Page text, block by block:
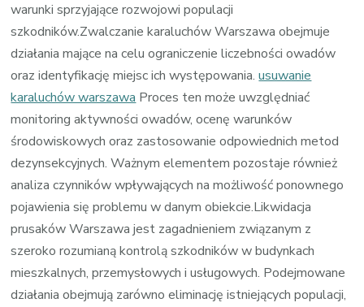
warunki sprzyjające rozwojowi populacji
szkodników.Zwalczanie karaluchów Warszawa obejmuje
działania mające na celu ograniczenie liczebności owadów
oraz identyfikację miejsc ich występowania.usuwanie
karaluchów warszawa Proces ten może uwzględniać
monitoring aktywności owadów, ocenę warunków
środowiskowych oraz zastosowanie odpowiednich metod
dezynsekcyjnych. Ważnym elementem pozostaje również
analiza czynników wpływających na możliwość ponownego
pojawienia się problemu w danym obiekcie.Likwidacja
prusaków Warszawa jest zagadnieniem związanym z
szeroko rozumianą kontrolą szkodników w budynkach
mieszkalnych, przemysłowych i usługowych. Podejmowane
działania obejmują zarówno eliminację istniejących populacji,